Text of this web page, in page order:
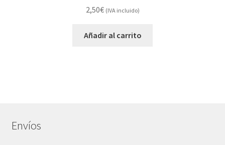
2,50€ (IVA incluido)
Añadir al carrito
Envíos